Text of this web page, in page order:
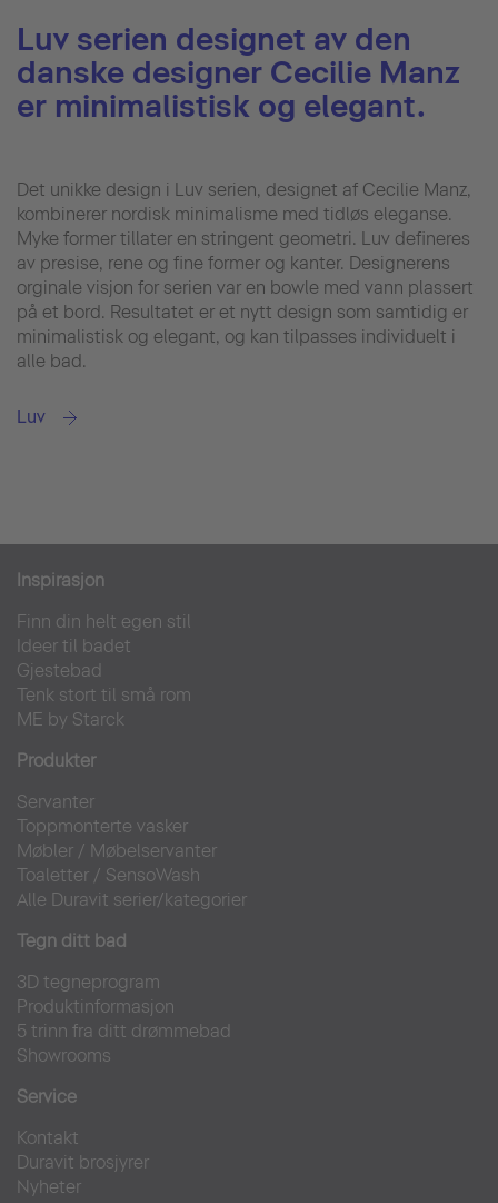
Luv serien designet av den
danske designer Cecilie Manz
er minimalistisk og elegant.
Det unikke design i Luv serien, designet af Cecilie Manz,
kombinerer nordisk minimalisme med tidløs eleganse.
Myke former tillater en stringent geometri. Luv defineres
av presise, rene og fine former og kanter. Designerens
orginale visjon for serien var en bowle med vann plassert
på et bord. Resultatet er et nytt design som samtidig er
minimalistisk og elegant, og kan tilpasses individuelt i
alle bad.
Luv
Inspirasjon
Finn din helt egen stil
Ideer til badet
Gjestebad
Tenk stort til små rom
ME by Starck
Produkter
Servanter
Toppmonterte vasker
Møbler / Møbelservanter
Toaletter / SensoWash
Alle Duravit serier/kategorier
Tegn ditt bad
3D tegneprogram
Produktinformasjon
5 trinn fra ditt drømmebad
Showrooms
Service
Kontakt
Duravit brosjyrer
Nyheter